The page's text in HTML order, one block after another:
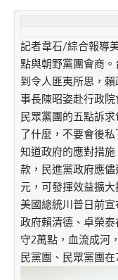
記者韋石/綜合報導
點與朝野黨團會商
到令人匪夷所思，
事長陳昭姿赴行政
民眾黨團的五點訴
了什麼，不要會後
知道政府的應對措
款，民進黨政府應
元，可發揮效益擴大
美國總統川普日前
政府賴清德、卓榮
守2萬點，血流成河
民黨團、民眾黨團